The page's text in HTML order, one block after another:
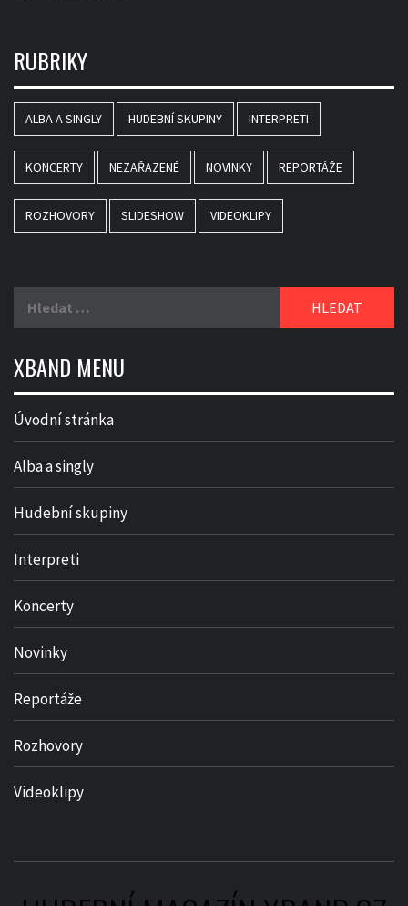
RUBRIKY
ALBA A SINGLY HUDEBNÍ SKUPINY INTERPRETI
KONCERTY NEZAŘAZENÉ NOVINKY REPORTÁŽE
ROZHOVORY SLIDESHOW VIDEOKLIPY
XBAND MENU
Úvodní stránka
Alba a singly
Hudební skupiny
Interpreti
Koncerty
Novinky
Reportáže
Rozhovory
Videoklipy